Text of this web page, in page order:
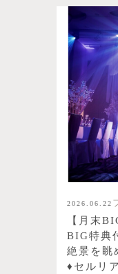
2026.06.22
【月末
BIG特典
絶景を眺
♦セルリ